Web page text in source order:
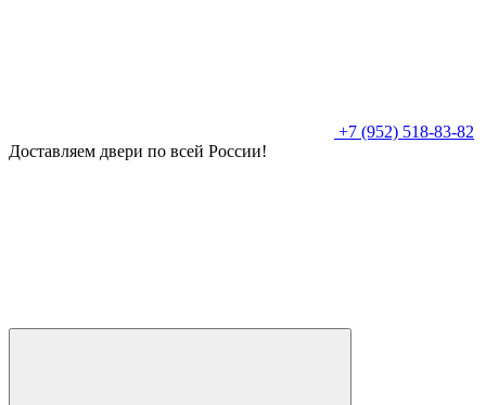
+7 (952) 518-83-82
Доставляем двери по всей России!